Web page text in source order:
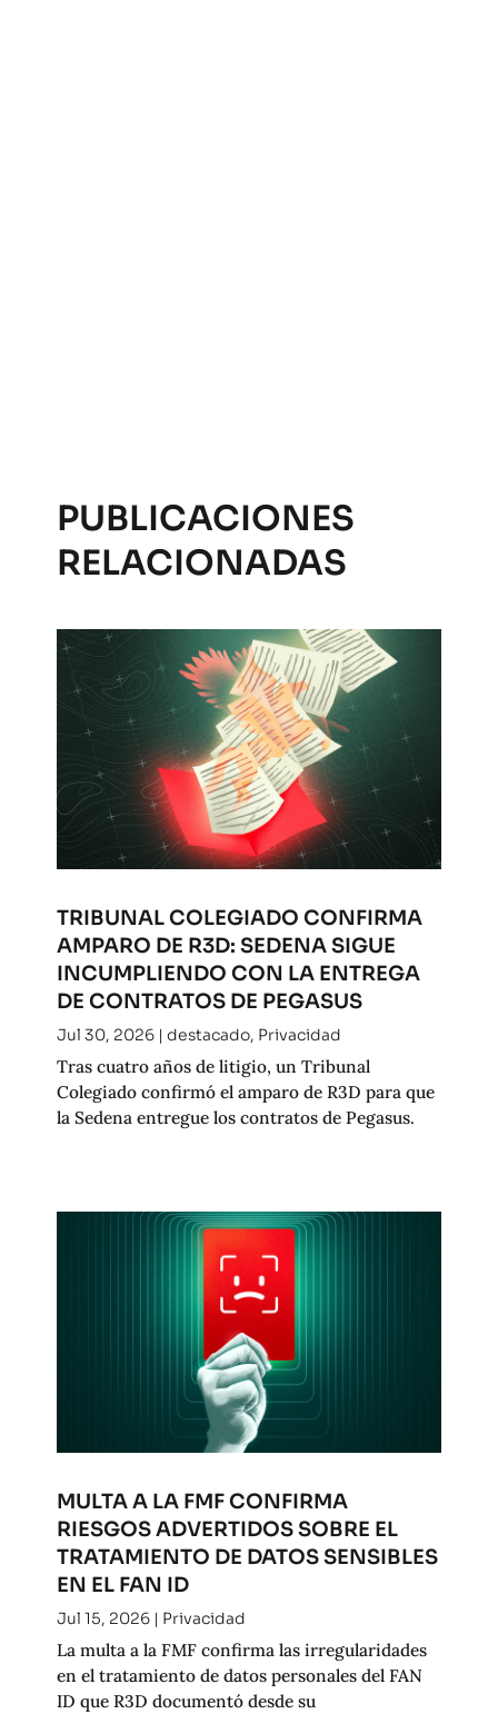
PUBLICACIONES
RELACIONADAS
TRIBUNAL COLEGIADO CONFIRMA
AMPARO DE R3D: SEDENA SIGUE
INCUMPLIENDO CON LA ENTREGA
DE CONTRATOS DE PEGASUS
Jul 30, 2026| destacado, Privacidad
Tras cuatro años de litigio, un Tribunal
Colegiado confirmó el amparo de R3D para que
la Sedena entregue los contratos de Pegasus.
MULTA A LA FMF CONFIRMA
RIESGOS ADVERTIDOS SOBRE EL
TRATAMIENTO DE DATOS SENSIBLES
EN EL FAN ID
Jul 15, 2026| Privacidad
La multa a la FMF confirma las irregularidades
en el tratamiento de datos personales del FAN
ID que R3D documentó desde su